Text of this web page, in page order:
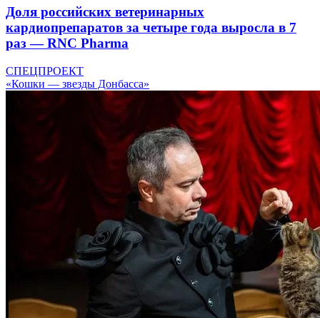
Доля российских ветеринарных
кардиопрепаратов за четыре года выросла в 7
раз — RNC Pharma
СПЕЦПРОЕКТ
«Кошки — звезды Донбасса»